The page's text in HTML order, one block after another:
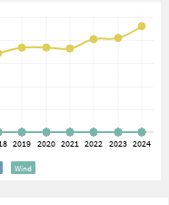
Wind